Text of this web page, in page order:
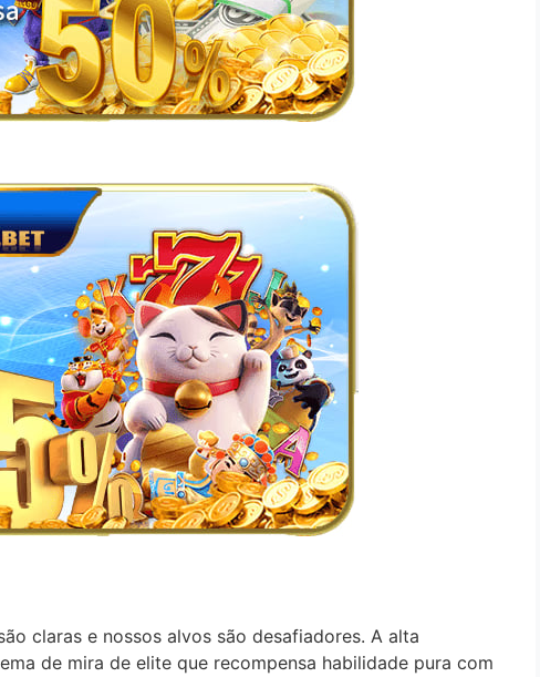
claras e nossos alvos são desafiadores. A alta
de mira de elite que recompensa habilidade pura com